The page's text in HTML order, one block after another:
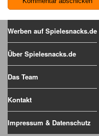
Werben auf Spielesnacks.de
Über Spielesnacks.de
Das Team
Kontakt
Impressum & Datenschutz